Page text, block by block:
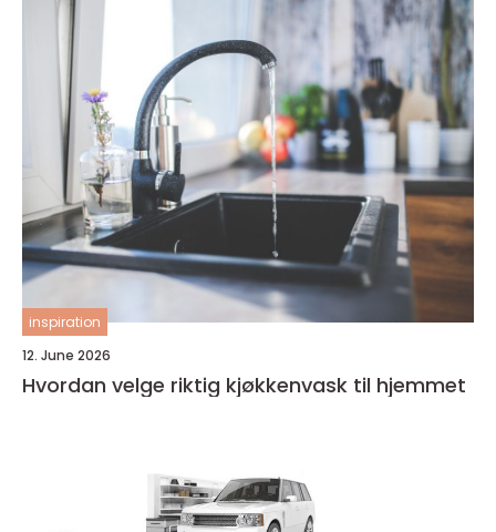
inspiration
12. June 2026
Hvordan velge riktig kjøkkenvask til hjemmet